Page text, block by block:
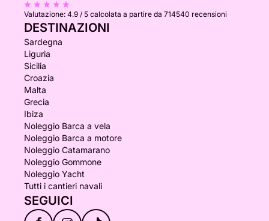
Valutazione: 4.9 / 5 calcolata a partire da 714540 recensioni
DESTINAZIONI
Sardegna
Liguria
Sicilia
Croazia
Malta
Grecia
Ibiza
Noleggio Barca a vela
Noleggio Barca a motore
Noleggio Catamarano
Noleggio Gommone
Noleggio Yacht
Tutti i cantieri navali
SEGUICI